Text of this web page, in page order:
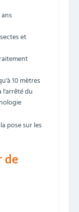
et
10 mètres
l'arrêté du
pose sur les
de